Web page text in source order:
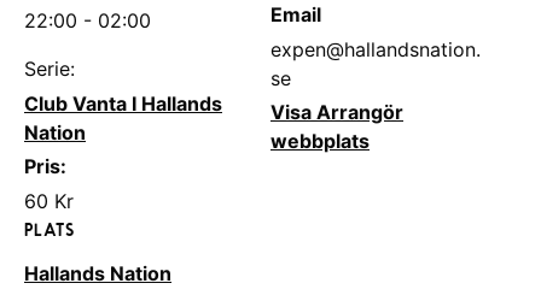
22:00 - 02:00
Serie:
Club Vanta I Hallands
Nation
Pris:
60 Kr
PLATS
Hallands Nation
Email
expen@hallandsnation.
se
Visa Arrangör
webbplats